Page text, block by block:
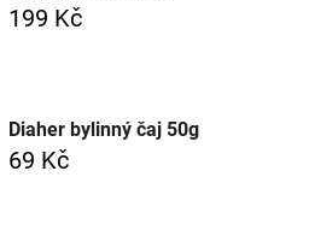
199 Kč
Diaher bylinný čaj 50g
69 Kč